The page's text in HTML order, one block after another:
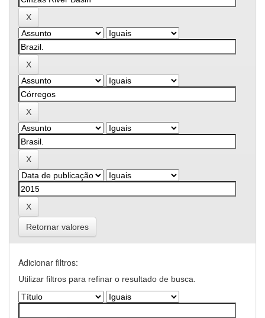
Retornar valores
Adicionar filtros:
Utilizar filtros para refinar o resultado de busca.